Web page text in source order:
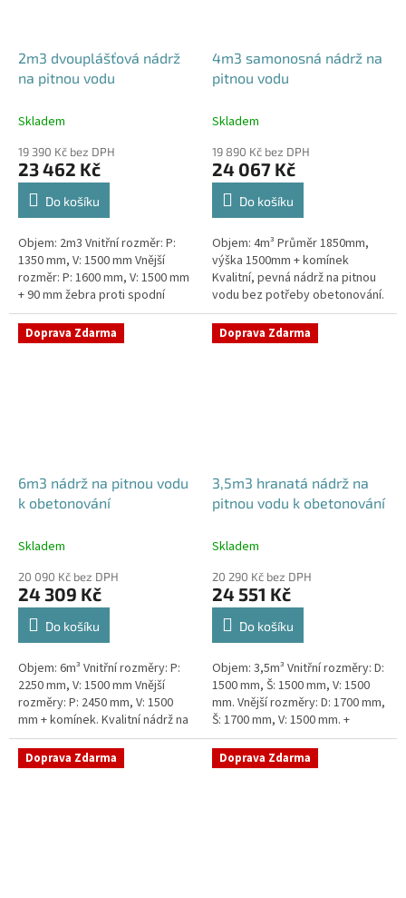
2m3 dvouplášťová nádrž
na pitnou vodu
Skladem
19 390 Kč bez DPH
23 462 Kč
Do košíku
Objem: 2m3 Vnitřní rozměr: P:
1350 mm, V: 1500 mm Vnější
rozměr: P: 1600 mm, V: 1500 mm
+ 90 mm žebra proti spodní
vodě + komínek Kvalitní nádrž na
pitnou vodu do míst vysokou...
4m3 samonosná nádrž na
pitnou vodu
Skladem
19 890 Kč bez DPH
24 067 Kč
Do košíku
Objem: 4m³ Průměr 1850mm,
výška 1500mm + komínek
Kvalitní, pevná nádrž na pitnou
vodu bez potřeby obetonování.
Průměr a umístění všech
prostupů pro potrubí a hadice
specifikujte...
Doprava Zdarma
6m3 nádrž na pitnou vodu
k obetonování
Skladem
20 090 Kč bez DPH
24 309 Kč
Do košíku
Objem: 6m³ Vnitřní rozměry: P:
2250 mm, V: 1500 mm Vnější
rozměry: P: 2450 mm, V: 1500
mm + komínek. Kvalitní nádrž na
pitnou vodu pod parkovací
stání. Průměr a umístění všech...
Doprava Zdarma
3,5m3 hranatá nádrž na
pitnou vodu k obetonování
Skladem
20 290 Kč bez DPH
24 551 Kč
Do košíku
Objem: 3,5m³ Vnitřní rozměry: D:
1500 mm, Š: 1500 mm, V: 1500
mm. Vnější rozměry: D: 1700 mm,
Š: 1700 mm, V: 1500 mm. +
komínek Kvalitní nádrž na pitnou
vodu pod parkovací...
Doprava Zdarma Doprava Zdarma